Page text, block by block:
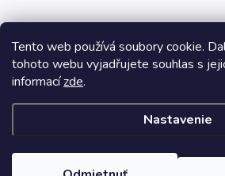
Tento web používá soubory cookie.
tohoto webu vyjadřujete souhlas s
informacízde.
Nastavenie
Vytvoril Shoptet
Copyright 2026 Prodietix e-shop .
odborný lekársky posudok. Výsledky
sú závislé od individuálnych dispozícií